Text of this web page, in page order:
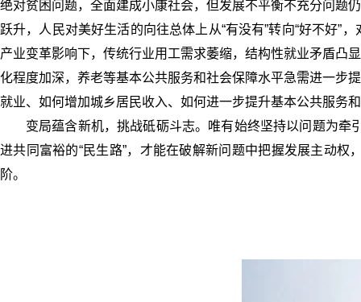
绝对贫困问题，全面建成小康社会，但发展不平衡不充分问题
跃升，人民对美好生活的向往总体上从“有没有”转向“好不好
产业变革影响下，传统行业用工需求萎缩，结构性就业矛盾凸
化程度加深，养老等基本公共服务和社会保障水平急需进一步
就业、如何增加城乡居民收入、如何进一步提升基本公共服务
变局蕴含新机，挑战砥砺斗志。唯有始终坚持以问题为牵
进共同富裕的“民生路”，才能在破解新问题中把握发展主动
阶。